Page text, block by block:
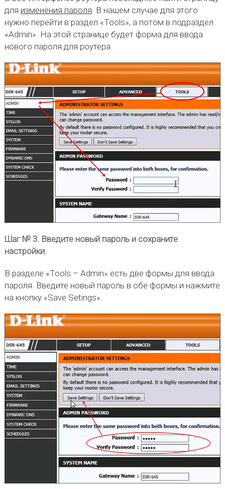
для изменения пароля . В нашем случае для этого
нужно перейти в раздел «Tools», а потом в подраздел
«Admin». На этой странице будет форма для ввода
нового пароля для роутера.
Шаг № 3. Введите новый пароль и сохраните
настройки.
В разделе «Tools – Admin» есть две формы для ввода
пароля. Введите новый пароль в обе формы и нажмите
на кнопку «Save Setings».